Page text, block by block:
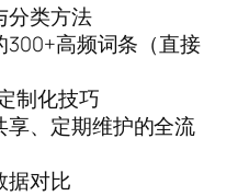
分类方法
300+高频词条（直接
制化技巧
享、定期维护的全流
据对比